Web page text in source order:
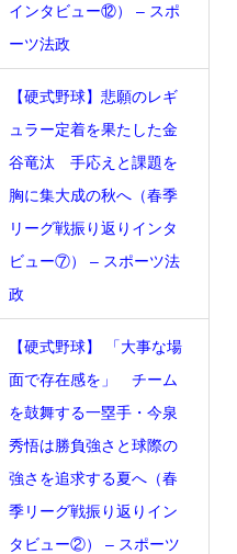
インタビュー⑫） – スポ
ーツ法政
【硬式野球】悲願のレギ
ュラー定着を果たした金
谷竜汰 手応えと課題を
胸に集大成の秋へ（春季
リーグ戦振り返りインタ
ビュー⑦） – スポーツ法
政
【硬式野球】 「大事な場
面で存在感を」 チーム
を鼓舞する一塁手・今泉
秀悟は勝負強さと球際の
強さを追求する夏へ（春
季リーグ戦振り返りイン
タビュー②） – スポーツ